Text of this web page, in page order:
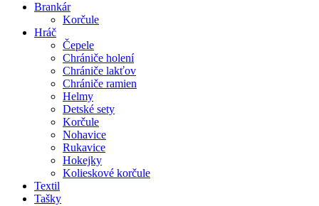
Brankár
Korčule
Hráč
Čepele
Chrániče holení
Chrániče lakťov
Chrániče ramien
Helmy
Detské sety
Korčule
Nohavice
Rukavice
Hokejky
Kolieskové korčule
Textil
Tašky